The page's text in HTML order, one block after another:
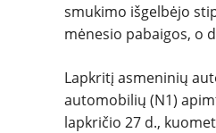
smukimo išgelbėjo
mėnesio pabaigos, o
Lapkritį asmeninių
automobilių (N1)
lapkričio 27 d.,